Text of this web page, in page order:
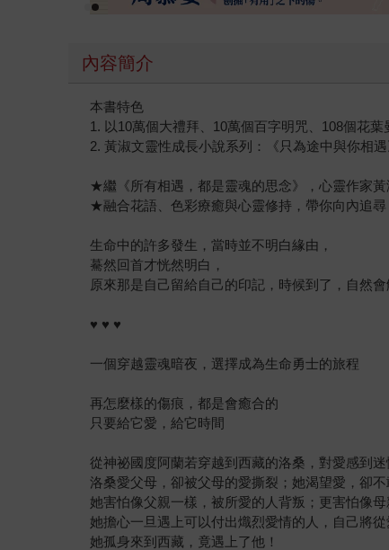
內容簡介
本書特色
1. 以10萬個大禮拜、10萬個百字明咒、108個花
2. 黃淑文靈性成長小說系列：《只為途中與你相
★繼《所有相遇，都是靈魂的思念》，心靈作家
★融合花語、色彩療癒與心靈修持，帶你向內追尋
生命中的許多發生，當時並不明白緣由，
驀然回首才恍然明白，
原來那是自己留給自己的印記，時候到了，自然會
♥ ♥ ♥
一個穿越靈魂暗夜，選擇成為生命勇士的旅程
再怎麼樣的傷痕，都是會癒合的
只要給它愛，給它時間
從神祕國度阿蘭若穿越到西藏的洛桑，對愛感到迷
洛桑愛父母，卻被父母的愛撕裂；她渴望愛，卻不
她害怕像父親一樣，被所愛的人背叛；更害怕像
她擔心一旦遇上可以付出熾烈愛情的人，自己將
她孤身來到西藏，竟遇上了他！